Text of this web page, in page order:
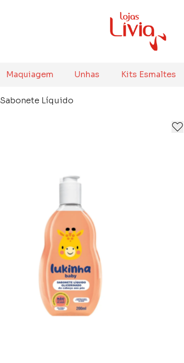
Maquiagem Unhas Kits Esmaltes
Sabonete Líquido